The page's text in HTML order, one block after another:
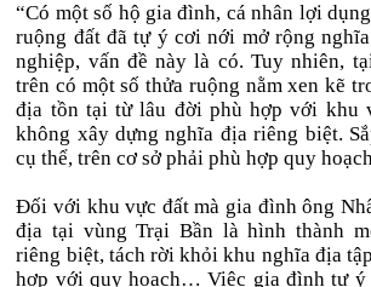
“Có một số hộ gia đình, cá nhân lợi
ruộng đất đã tự ý cơi nới mở rộng
nghiệp, vấn đề này là có. Tuy nhiên,
trên có một số thửa ruộng nằm xen kẽ
địa tồn tại từ lâu đời phù hợp với khu
không xây dựng nghĩa địa riêng biệt.
cụ thể, trên cơ sở phải phù hợp quy
Đối với khu vực đất mà gia đình ông
địa tại vùng Trại Bần là hình thành
riêng biệt, tách rời khỏi khu nghĩa địa
hợp với quy hoạch… Việc gia đình tự ý